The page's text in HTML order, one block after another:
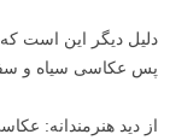
دلیل دیگر این است
پس عکاسی سیاه و سفید
از دید هنرمندانه: